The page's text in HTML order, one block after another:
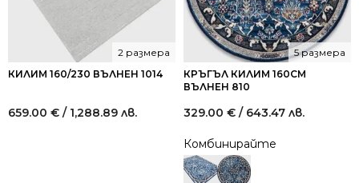
КИЛИМ 160/230 ВЪЛНЕН 1014
2 размера
659.00 € / 1,288.89 лв.
КРЪГЪЛ КИЛИМ 160СМ
ВЪЛНЕН 810
5 размера
329.00 € / 643.47 лв.
Комбинирайте